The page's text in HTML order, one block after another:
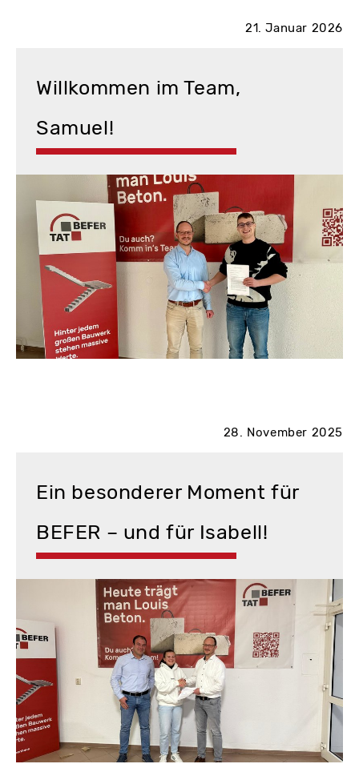
21. Januar 2026
Willkommen im Team,
Samuel!
28. November 2025
Ein besonderer Moment für
BEFER – und für Isabell!